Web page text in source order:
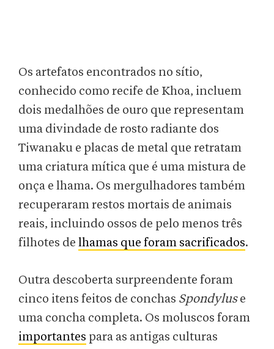
Os artefatos encontrados no sítio,
conhecido como recife de Khoa, incluem
dois medalhões de ouro que representam
uma divindade de rosto radiante dos
Tiwanaku e placas de metal que retratam
uma criatura mítica que é uma mistura de
onça e lhama. Os mergulhadores também
recuperaram restos mortais de animais
reais, incluindo ossos de pelo menos três
filhotes de lhamas que foram sacrificados.
Outra descoberta surpreendente foram
cinco itens feitos de conchas Spondyluse
uma concha completa. Os moluscos foram
importantes para as antigas culturas